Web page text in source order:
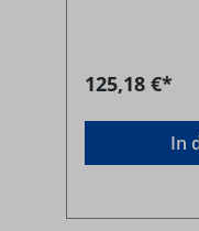
125,18 €*
In